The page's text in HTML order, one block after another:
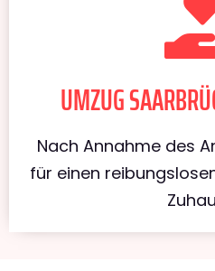
UMZUG
Nach Annahme des
für einen